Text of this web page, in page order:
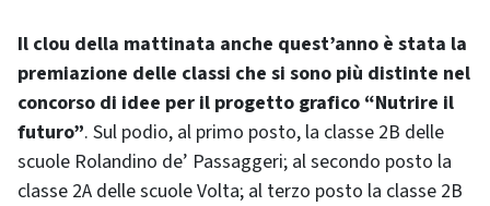
Il clou della mattinata anche quest’anno è stata la
premiazione delle classi che si sono più distinte nel
concorso di idee per il progetto grafico “Nutrire il
futuro”. Sul podio, al primo posto, la classe 2B delle
scuole Rolandino de’ Passaggeri; al secondo posto la
classe 2A delle scuole Volta; al terzo posto la classe 2B